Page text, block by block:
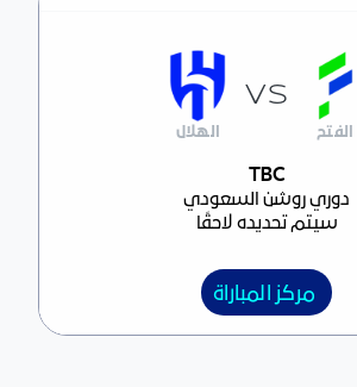
مركز المباراةTBC
دوري روشن السعودي
سيتم تحديده لاحقًا
الفتح
VS
الهلال
مركز المباراة